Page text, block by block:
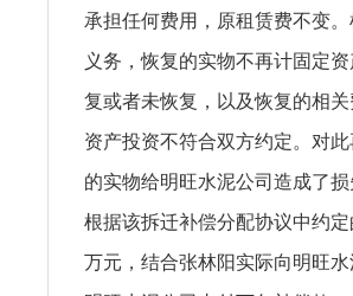
承担任何费用，原租赁费不变
义务，恢复的实物不再计固定
复或者未恢复，以及恢复的相
资产投资不符合双方约定。对
的实物给明旺水泥公司造成了
根据该拆迁补偿分配协议中约
万元，结合张林阳实际向明旺